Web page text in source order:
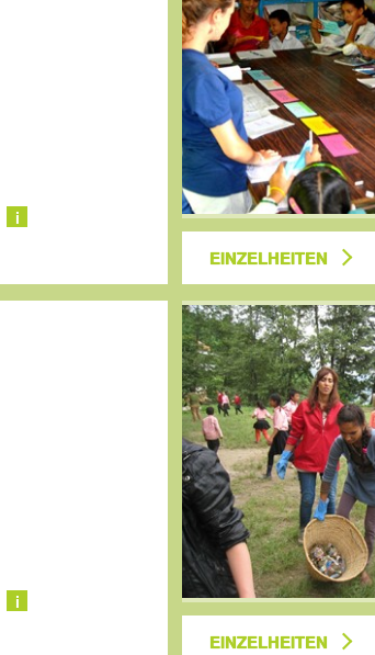
i
EINZELHEITEN
i
EINZELHEITEN